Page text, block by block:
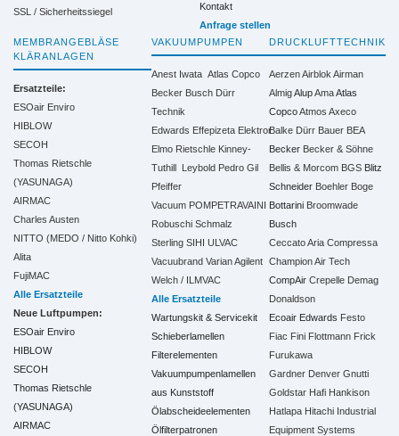
SSL / Sicherheitssiegel
Kontakt
Anfrage stellen
MEMBRANGEBLÄSE
KLÄRANLAGEN
Ersatzteile:
ESOair Enviro
HIBLOW
SECOH
Thomas Rietschle
(YASUNAGA)
AIRMAC
Charles Austen
NITTO (MEDO / Nitto Kohki)
Alita
FujiMAC
Alle Ersatzteile
Neue Luftpumpen:
ESOair Enviro
HIBLOW
SECOH
Thomas Rietschle
(YASUNAGA)
AIRMAC
VAKUUMPUMPEN
Anest Iwata Atlas Copco
Becker Busch Dürr
Technik
Edwards Effepizeta Elektror
Elmo Rietschle Kinney-
Tuthill Leybold Pedro Gil
Pfeiffer
Vacuum POMPETRAVAINI
Robuschi Schmalz
Sterling SIHI ULVAC
Vacuubrand Varian Agilent
Welch / ILMVAC
Alle Ersatzteile
Wartungskit & Servicekit
Schieberlamellen
Filterelementen
Vakuumpumpenlamellen
aus Kunststoff
Ölabscheideelementen
Ölfilterpatronen
DRUCKLUFTTECHNIK
AerzenAirblok Airman
Almig Alup Ama Atlas
Copco Atmos Axeco
Balke Dürr Bauer BEA
Becker Becker & Söhne
Bellis & Morcom BGS Blitz
Schneider Boehler Boge
Bottarini Broomwade
Busch
Ceccato Aria Compressa
Champion Air Tech
CompAir Crepelle Demag
Donaldson
Ecoair Edwards Festo
Fiac Fini Flottmann Frick
Furukawa
Gardner Denver Gnutti
Goldstar Hafi Hankison
Hatlapa Hitachi Industrial
Equipment Systems